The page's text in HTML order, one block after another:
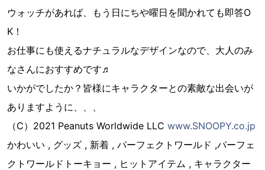
ウォッチがあれば、もう日にちや曜日を聞かれても即答O
K！
お仕事にも使えるナチュラルなデザインなので、大人のみ
なさんにおすすめです♬
いかがでしたか？皆様にキャラクターとの素敵な出会いが
ありますように、、、
（C）2021 Peanuts Worldwide LLC www.SNOOPY.co.jp
かわいい , グッズ , 新着 , パーフェクトワールド ,パーフェ
クトワールドトーキョー , ヒットアイテム , キャラクター